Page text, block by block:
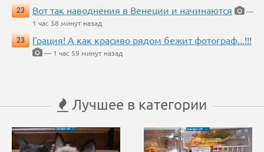
23
Вот так наводнения в Венеции и начинаются
—
1 час 58 минут назад
23
Грация! А как красиво рядом бежит фотограф...!!!
— 1 час 59 минут назад
Лучшее в категории